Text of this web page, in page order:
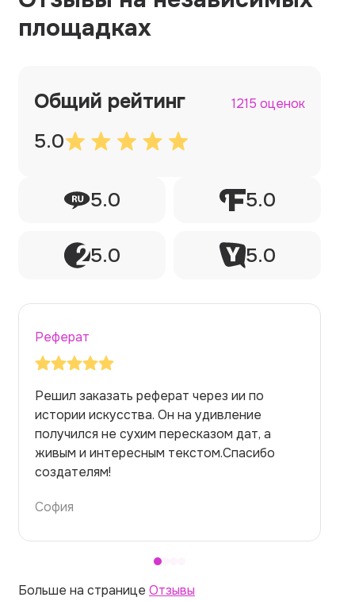
площадках
Общий рейтинг 1215 оценок
5.0
5.0 5.0
5.0 5.0
Реферат
Заказывала реферат с помощью нейросети
на медицинскую тему. Ожидала худшего,
но справилась. Термины использовала
правильно. Для быстрого ознакомления с
темой — идеально.
Алина
Больше на странице Отзывы